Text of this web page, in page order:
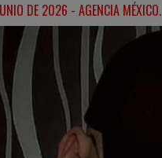
DE 2026 - AGENCIA MÉXICO.